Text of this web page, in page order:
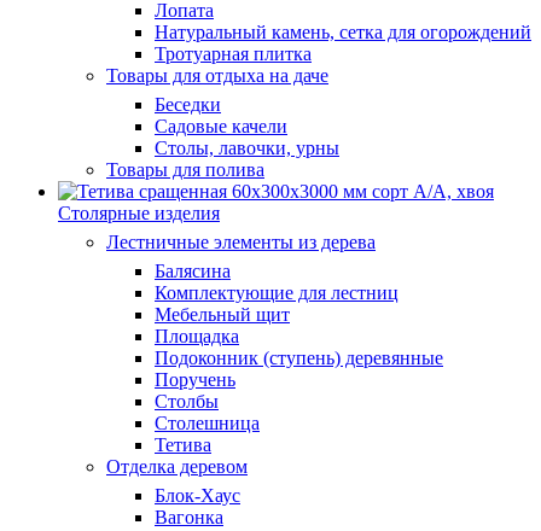
Лопата
Натуральный камень, сетка для огорождений
Тротуарная плитка
Товары для отдыха на даче
Беседки
Садовые качели
Столы, лавочки, урны
Товары для полива
Столярные изделия
Лестничные элементы из дерева
Балясина
Комплектующие для лестниц
Мебельный щит
Площадка
Подоконник (ступень) деревянные
Поручень
Столбы
Столешница
Тетива
Отделка деревом
Блок-Хаус
Вагонка